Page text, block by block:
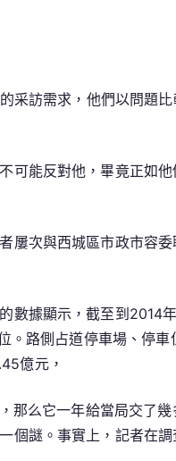
采訪需求，他們以問題
可能反對他，畢竟正如
屢次與西城區市政市容
數據顯示，截至到2014
路側占道停車場、停車
億元，
那么它一年給當局交了
個謎。事實上，記者在